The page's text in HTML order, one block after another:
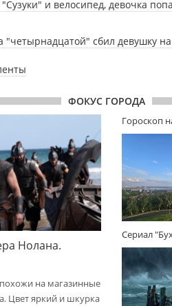
"Сузуки" и велосипед, девочка
"четырнадцатой" сбил девушку
ФОКУС ГОРОДА
Нолана.
на магазинные
Цвет яркий и шкурка
Гороскоп
Сериал